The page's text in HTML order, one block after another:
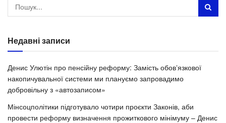
Недавні записи
Денис Улютін про пенсійну реформу: Замість обовʼязкової
накопичувальної системи ми плануємо запровадимо
добровільну з «автозаписом»
Мінсоцполітики підготувало чотири проєкти Законів, аби
провести реформу визначення прожиткового мінімуму – Денис